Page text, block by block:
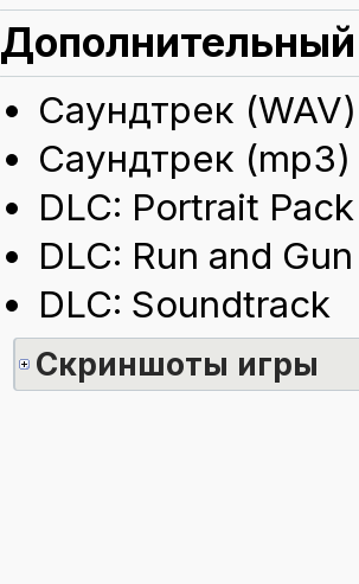
Дополнительный
Саундтрек (WAV)
Саундтрек (mp3)
DLC: Portrait Pack
DLC: Run and
DLC: Soundtrack
Скриншоты игры